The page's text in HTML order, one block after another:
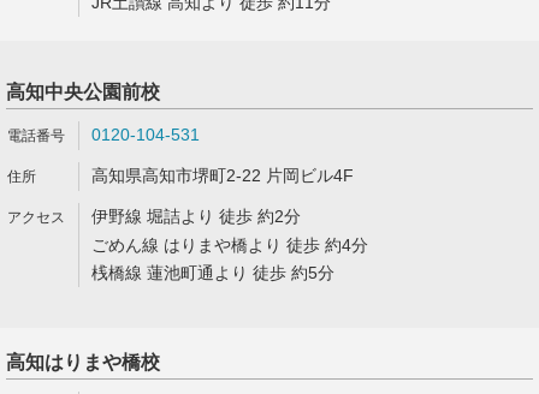
高知中央公園前校
0120-104-531
高知県高知市堺町2-22 片岡ビル4F
伊野線 堀詰より 徒歩 約2分
ごめん線 はりまや橋より 徒歩 約4分
桟橋線 蓮池町通より 徒歩 約5分
高知はりまや橋校